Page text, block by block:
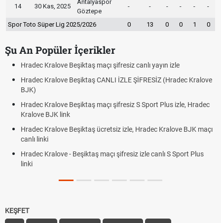
14 30 Kas, 2025
Antalyaspor
Göztepe
- - - - - -
Spor Toto Süper Lig 2025/2026 0 13 0 0 1 0
Şu An Popüler İçerikler
Hradec Kralove Beşiktaş maçı şifresiz canlı yayın izle
Hradec Kralove Beşiktaş CANLI İZLE ŞİFRESİZ (Hradec Kralove
BJK)
Hradec Kralove Beşiktaş maçı şifresiz S Sport Plus izle, Hradec
Kralove BJK link
Hradec Kralove Beşiktaş ücretsiz izle, Hradec Kralove BJK maçı
canlı linki
Hradec Kralove - Beşiktaş maçı şifresiz izle canlı S Sport Plus
linki
KEŞFET